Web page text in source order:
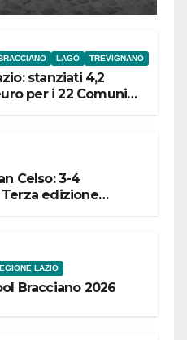
LAGO TREVIGNANO
stanziati 4,2
per i 22 Comuni
Celso: 3-4
edizione
LAZIO
Bracciano 2026